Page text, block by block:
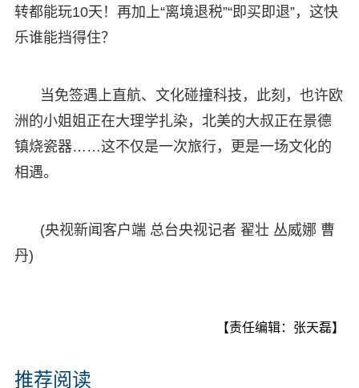
转都能玩10天！再加上“离境退税”“即买即退”，这快
乐谁能挡得住？
当免签遇上直航、文化碰撞科技，此刻，也许欧
洲的小姐姐正在大理学扎染，北美的大叔正在景德
镇烧瓷器……这不仅是一次旅行，更是一场文化的
相遇。
(央视新闻客户端 总台央视记者 翟壮 丛威娜 曹
丹)
【责任编辑：张天磊】
推荐阅读